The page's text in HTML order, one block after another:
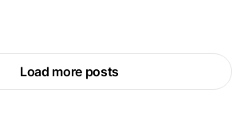
Load more posts